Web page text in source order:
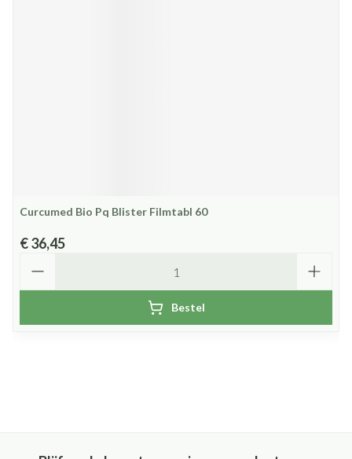
Curcumed Bio Pq Blister Filmtabl 60
€ 36,45
Bestel